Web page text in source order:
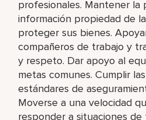
profesionales. Mantener la
información propiedad de
proteger sus bienes.
compañeros de trabajo y
y respeto. Dar apoyo al
metas comunes. Cumplir
estándares de
Moverse a una velocidad
responder a situaciones de